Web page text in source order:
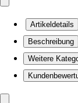
Artikeldetails
Beschreibung
Weitere